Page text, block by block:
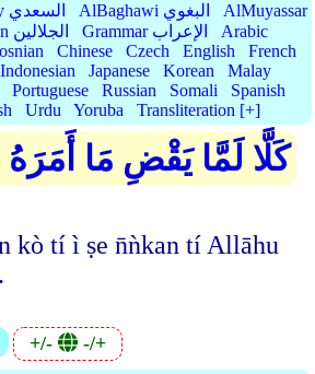
AsSaadiyy السعدي AlBaghawi البغوي
AlMuyassar
AlJalalain الجلالين Grammar الإعراب
Arabic
Chinese Czech English
French
Indonesian Japanese Korean
Malay
Portuguese Russian Somali
Spanish
Urdu Yoruba Transliteration [+]
كَلَّا لَمَّا يَقْضِ مَا أَمَرَهُ
kò tí ì ṣe n̄ǹkan tí Allāhu
+/- -/+